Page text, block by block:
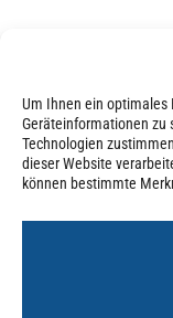
Um Ihnen ein optimales
Geräteinformationen zu
Technologien
dieser Website
können bestimmte